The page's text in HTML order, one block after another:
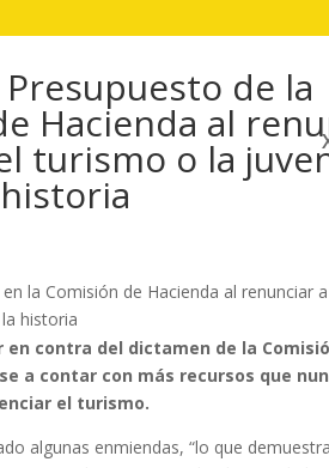
de la
Hacienda al
turismo o la
contra del dictamen de la
a contar con más recursos que
el turismo.
algunas enmiendas, “lo que